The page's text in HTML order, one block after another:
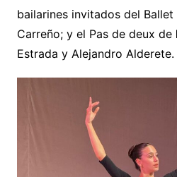
bailarines invitados del Ballet
Carreño; y el Pas de deux de
Estrada y Alejandro Alderete.